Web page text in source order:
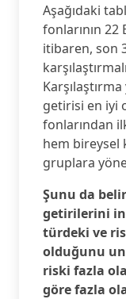
Aşağıdaki
fonlarının 22
itibaren, son
getirisi en iyi
fonlarından
hem bireysel
gruplara
Şunu da
getirilerini
türdeki ve
olduğunu
riski fazla
göre fazla